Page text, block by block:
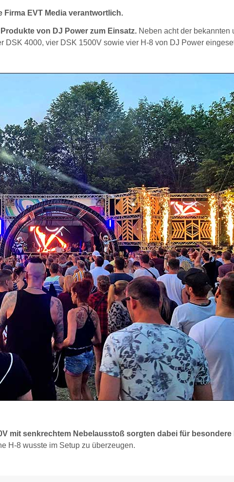
EVT Media verantwortlich.
von DJ Power zum Einsatz. Neben acht der bekannten
DSK 4000, vier DSK 1500V sowie vier H-8 von DJ Power
mit senkrechtem Nebelausstoß sorgten dabei für besondere
H-8 wusste im Setup zu überzeugen.